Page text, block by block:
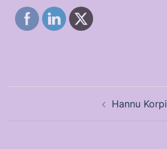
Hannu Korpi